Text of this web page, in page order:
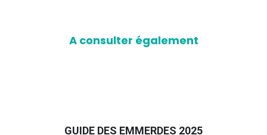
A consulter également
GUIDE DES EMMERDES 2025